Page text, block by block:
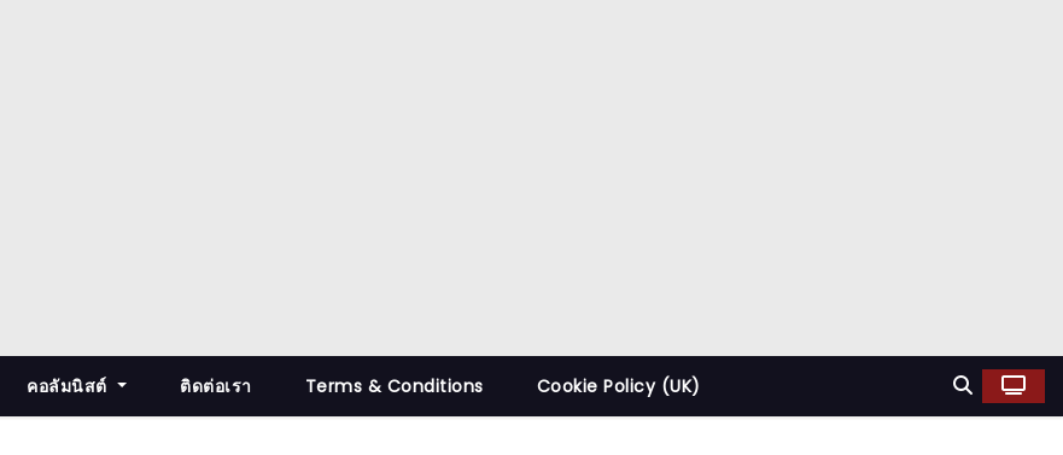
คอลัมนิสต์ ติดต่อเรา Terms & Conditions Cookie Policy (UK)